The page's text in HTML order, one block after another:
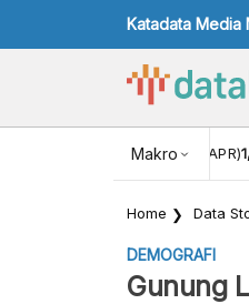
Katadata Media
Makro
NILAI TUKAR
Home Data
DEMOGRAFI
Gunung